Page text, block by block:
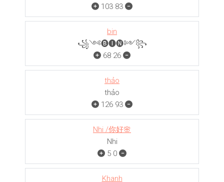
103 83
bin
꧁༺🅑🅘🅝༻꧂
68 26
thảo
thảo
126 93
Nhi /你好🌸
Nhi
5 0
Khanh